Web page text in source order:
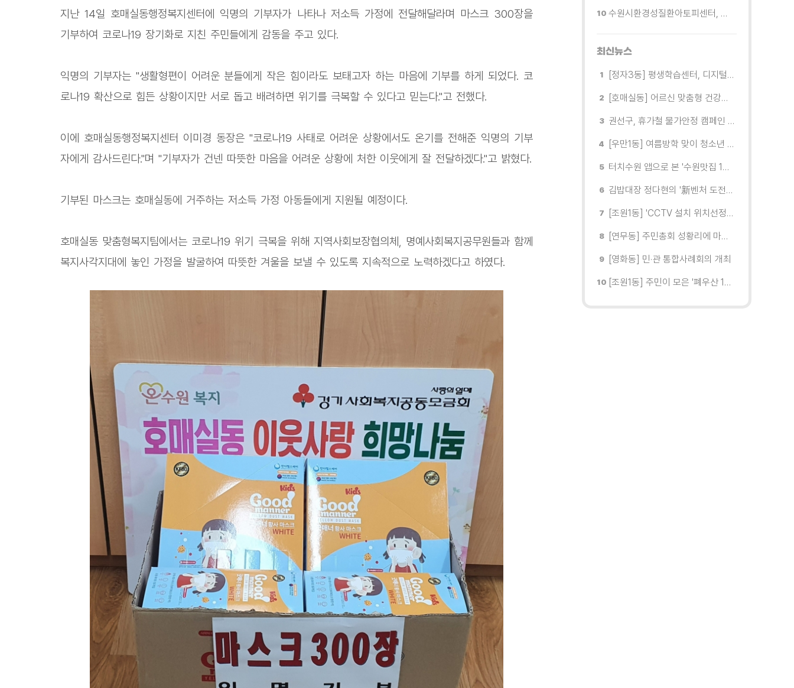
지난 14일 호매실동행정복지센터에 익명의 기부자가 나타나 저소득 가정에 전달해달라며 마스크 300장을
기부하여 코로나19 장기화로 지친 주민들에게 감동을 주고 있다.
익명의 기부자는 "생활형편이 어려운 분들에게 작은 힘이라도 보태고자 하는 마음에 기부를 하게 되었다. 코
로나19 확산으로 힘든 상황이지만 서로 돕고 배려하면 위기를 극복할 수 있다고 믿는다."고 전했다.
이에 호매실동행정복지센터 이미경 동장은 "코로나19 사태로 어려운 상황에서도 온기를 전해준 익명의 기부
자에게 감사드린다."며 "기부자가 건넨 따뜻한 마음을 어려운 상황에 처한 이웃에게 잘 전달하겠다."고 밝혔다.
기부된 마스크는 호매실동에 거주하는 저소득 가정 아동들에게 지원될 예정이다.
호매실동 맞춤형복지팀에서는 코로나19 위기 극복을 위해 지역사회보장협의체, 명예사회복지공무원들과 함께
복지사각지대에 놓인 가정을 발굴하여 따뜻한 겨울을 보낼 수 있도록 지속적으로 노력하겠다고 하였다.
수원시환경성질환아토피센터, 시민 초청 환경보건 무료공개강좌 참가자 모집
최신뉴스
[정자3동] 평생학습센터, 디지털 생활문해교실 개강
[호매실동] 어르신 맞춤형 건강특화사업 「은빛반짝 실버종이공방」 운영
권선구, 휴가철 물가안정 캠페인 전개
[우만1동] 여름방학 맞이 청소년 유해환경 캠페인 실시
터치수원 앱으로 본 '수원맛집 100선'... 장안구 맛집을 찾다
김밥대장 정다현의 '新벤처 도전이야기'
[조원1동] 'CCTV 설치 위치선정협의회' 회의 개최
[연무동] 주민총회 성황리에 마무리
[영화동] 민·관 통합사례회의 개최
[조원1동] 주민이 모은 '폐우산 100개' 수원여대에 1차 전달